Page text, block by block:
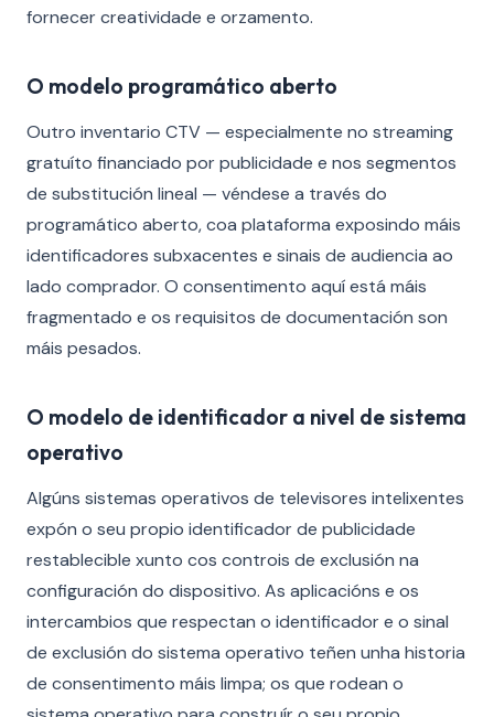
fornecer creatividade e orzamento.
O modelo programático aberto
Outro inventario CTV — especialmente no streaming
gratuíto financiado por publicidade e nos segmentos
de substitución lineal — véndese a través do
programático aberto, coa plataforma exposindo máis
identificadores subxacentes e sinais de audiencia ao
lado comprador. O consentimento aquí está máis
fragmentado e os requisitos de documentación son
máis pesados.
O modelo de identificador a nivel de sistema
operativo
Algúns sistemas operativos de televisores intelixentes
expón o seu propio identificador de publicidade
restablecible xunto cos controis de exclusión na
configuración do dispositivo. As aplicacións e os
intercambios que respectan o identificador e o sinal
de exclusión do sistema operativo teñen unha historia
de consentimento máis limpa; os que rodean o